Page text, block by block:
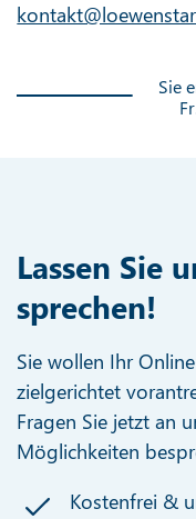
Sie
Lassen Sie
sprechen!
Sie wollen Ihr
zielgerichtet
Fragen Sie jetzt an
Möglichkeiten
Kostenfrei &